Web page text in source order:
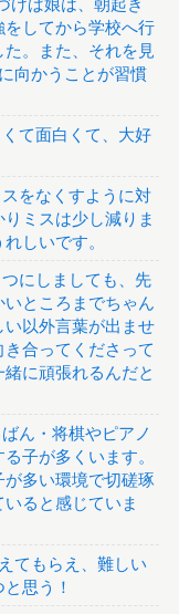
けば娘は、朝起き
してから学校へ行
た。また、それを見
向かうことが習慣
て面白くて、大好
をなくすように対
ミスは少し減りま
しいです。
にしましても、先
ところまでちゃん
以外言葉が出ませ
合ってくださって
に頑張れるんだと
ん・将棋やピアノ
子が多くいます。
多い環境で切磋琢
ると感じていま
てもらえ、難しい
思う！